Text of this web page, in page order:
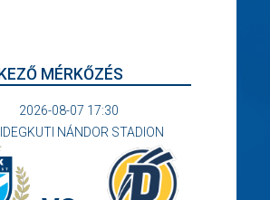
MÉRKŐZÉS
2026-08-07 17:30
NÁNDOR STADION